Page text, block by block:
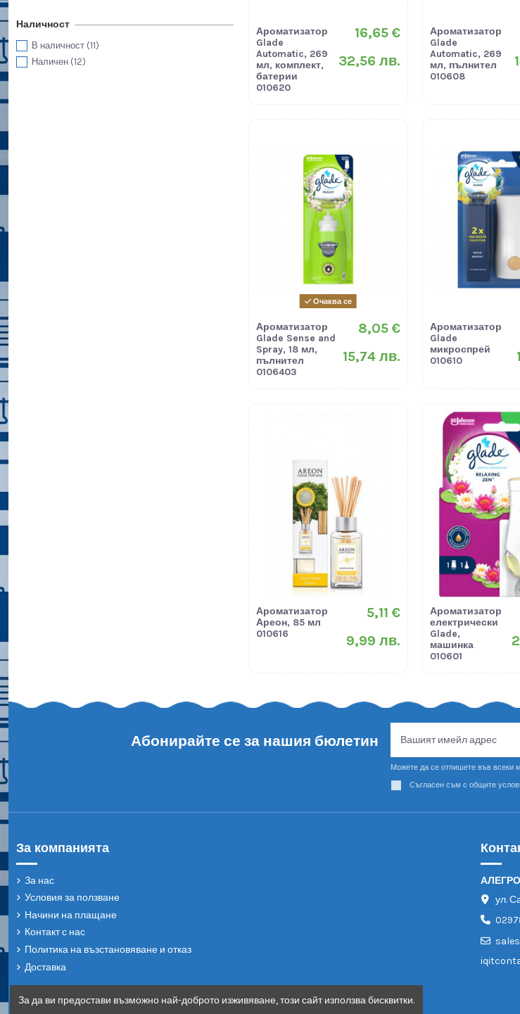
Ароматизатор
Glade
Automatic, 269
мл, комплект,
батерии
010620
16,65 €
32,56 лв.
Ароматизатор
Glade
Automatic, 269
мл, пълнител
010608
Очаква се
Ароматизатор
Glade Sense and
Spray, 18 мл,
пълнител
0106403
8,05 €
15,74 лв.
Ароматизатор
Glade
микроспрей
010610
Ароматизатор
Ареон, 85 мл
010616
5,11 €
9,99 лв.
Ароматизатор
електрически
Glade,
машинка
010601
Наличност
В наличност (11)
Наличен (12)
Абонирайте се за нашия бюлетин
Можете да се отпишете във всеки
Съгласен съм с общите
За компанията
За нас
Условия за ползване
Начини на плащане
Контакт с нас
Политика на възстановяване и отказ
Доставка
ул.
За да ви предостави възможно най-доброто изживяване, този сайт използва бисквитки.